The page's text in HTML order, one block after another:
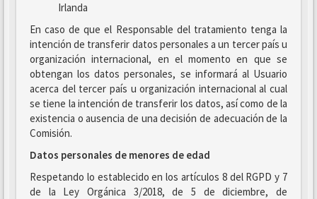
Irlanda
En caso de que el Responsable del tratamiento tenga la
intención de transferir datos personales a un tercer país u
organización internacional, en el momento en que se
obtengan los datos personales, se informará al Usuario
acerca del tercer país u organización internacional al cual
se tiene la intención de transferir los datos, así como de la
existencia o ausencia de una decisión de adecuación de la
Comisión.
Datos personales de menores de edad
Respetando lo establecido en los artículos 8 del RGPD y 7
de la Ley Orgánica 3/2018, de 5 de diciembre, de